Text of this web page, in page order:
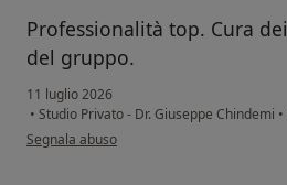
Professionalità top. Cura
del gruppo.
11 luglio 2026
• Studio Privato - Dr. Giuseppe Chindemi •
secondo l'opinione dell'utente Carmelo M
Segnala abuso